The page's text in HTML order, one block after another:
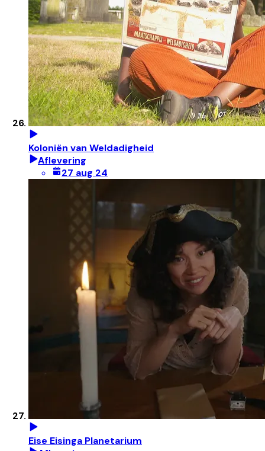
Koloniën van Weldadigheid
Aflevering
27 aug 24
Eise Eisinga Planetarium